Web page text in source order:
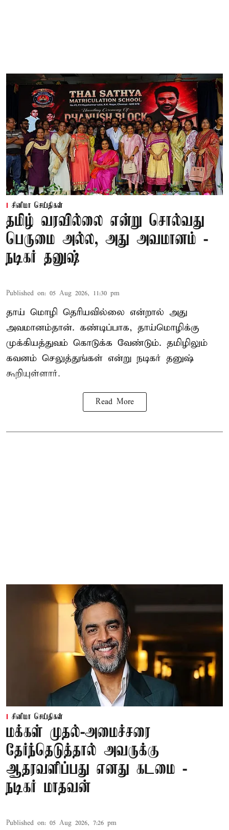
சினிமா செய்திகள்
தமிழ் வரவில்லை என்று சொல்வது
பெருமை அல்ல, அது அவமானம் -
நடிகர் தனுஷ்
Published on: 05 Aug 2026, 11:30 pm
தாய் மொழி தெரியவில்லை என்றால் அது
அவமானம்தான். கண்டிப்பாக, தாய்மொழிக்கு
முக்கியத்துவம் கொடுக்க வேண்டும். தமிழிலும்
கவனம் செலுத்துங்கள் என்று நடிகர் தனுஷ்
கூறியுள்ளார்.
Read More
சினிமா செய்திகள்
மக்கள் முதல்-அமைச்சரை
தேர்ந்தெடுத்தால் அவருக்கு
ஆதரவளிப்பது எனது கடமை -
நடிகர் மாதவன்
Published on: 05 Aug 2026, 7:26 pm